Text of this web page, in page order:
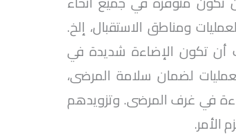
ومناطق الاستقبال، إلخ.
أن تكون الإضاءة شديدة في
لضمان سلامة المرضى،
في غرف المرضى. وتزويدهم
الأمر.